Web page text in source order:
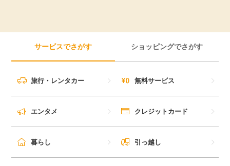
お友達紹介
毎日ゲット
特集一覧
GMOポイ活の使い方
サービスでさがす ショッピングでさがす
旅行・レンタカー 無料サービス
エンタメ クレジットカード
暮らし 引っ越し